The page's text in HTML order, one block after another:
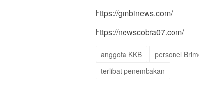
https://gmbinews.com/
https://newscobra07.com/
anggota KKB personel
terlibat penembakan